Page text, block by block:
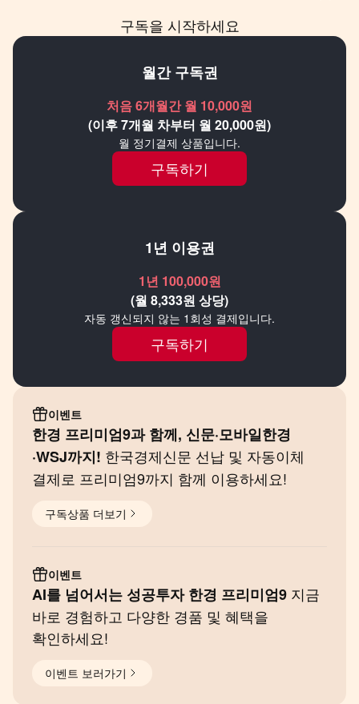
◆에너지 풍부한 새만금 부상
3일 업계에 따르면 현대차그룹과 정부는
엔비디아와 AI 기술센터 설립 부지 및 시기를 두고
물밑 조율을 진행 중이다. 이 시설은 싱가포르 대만
등 기술 전략 요충지 서너곳에서만 운영 중인
최상위 R&D 시설이다. 엔비디아가 박사급 핵심
인력을 현지에 파견해 정부, 대학, 기업 등과 원천
기술을 공동 개발하고 국제 학회에 논문을 투고하는
역할을 수행한다. 엔비디아는 지난해 10월
그래픽처리장치(GPU) 5만장 공급과 AI 기술센터
설립을 약속했다.
업계에서는 AI 기술센터의 부지로 새만금이
유력하게 거론된다. 새만금은 현대차그룹이 수소·
로봇 혁신성장거점으로 낙점한 곳이다.
현대차그룹은 새만금에 총 9조원을 투자해 에너지
(수소) 생산 시설부터 AI 데이터센터, 로봇 제조
공장을 마련하기로 했다. 풍부한 재생에너지를
그중에서도 로봇에 방점이 있는 만큼 제조 공장
인프라와 에너지 시설까지 갖춘 새만금이 유력할 수
있다”고 설명했다.
◆빅테크 지분 투자 나서나
경
구독을 시작하세요
월간 구독권
처음 6개월간 월 10,000원
(이후 7개월 차부터 월 20,000원)
월 정기결제 상품입니다.
구독하기
1년 이용권
1년 100,000원
(월 8,333원 상당)
자동 갱신되지 않는 1회성 결제입니다.
구독하기
이벤트
한경 프리미엄9과 함께, 신문·모바일한경
·WSJ까지! 한국경제신문 선납 및 자동이체
결제로 프리미엄9까지 함께 이용하세요!
구독상품 더보기
이벤트
AI를 넘어서는 성공투자 한경 프리미엄9 지금
바로 경험하고 다양한 경품 및 혜택을
확인하세요!
이벤트 보러가기